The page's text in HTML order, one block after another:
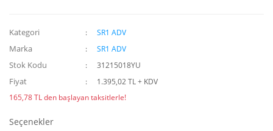
Kategori SR1 ADV
Marka SR1 ADV
Stok Kodu 31215018YU
Fiyat
1.395,02 TL + KDV
165,78 TL den başlayan taksitlerle!
Seçenekler